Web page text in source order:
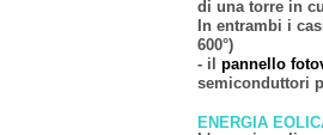
di una torre in
In entrambi i
600°)
- il pannello
semiconduttori
ENERGIA